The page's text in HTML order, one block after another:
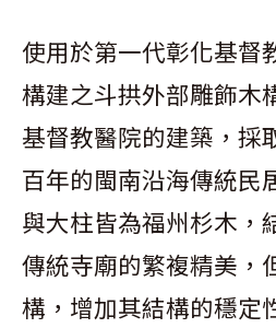
使用於第一代彰化基督
構建之斗拱外部雕飾木
基督教醫院的建築，採
百年的閩南沿海傳統民
與大柱皆為福州杉木，
傳統寺廟的繁複精美，
構，增加其結構的穩定